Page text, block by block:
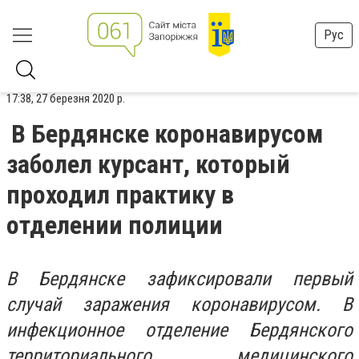
Рус
17:38, 27 березня 2020 р.
В Бердянске коронавирусом
заболел курсант, который
проходил практику в
отделении полиции
В Бердянске зафиксировали первый
случай заражения коронавирусом. В
инфекционное отделение Бердянского